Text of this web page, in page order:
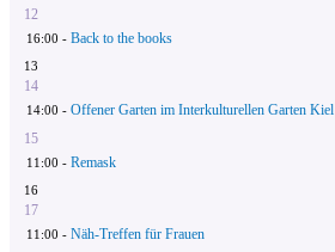
12
16:00 - Back to the books
13
14
14:00 - Offener Garten im Interkulturellen Garten Kiel
15
11:00 - Remask
16
17
11:00 - Näh-Treffen für Frauen